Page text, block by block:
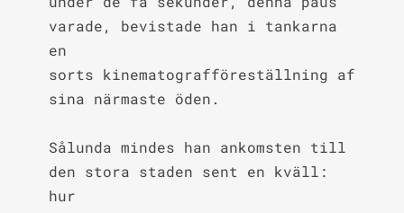
varade, bevistade han i tankarna
en
sorts kinematografföreställning af
sina närmaste öden.
Sålunda mindes han ankomsten till
den stora staden sent en kväll:
hur